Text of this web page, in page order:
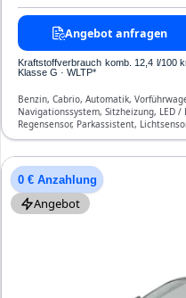
Angebot anfragen
Kraftstoffverbrauch komb. 12,4 l/100
Klasse G · WLTP*
Benzin, Cabrio, Automatik,
Navigationssystem, Sitzheizung, LED
Regensensor, Parkassistent,
Freisprecheinrichtung,
0 € Anzahlung
Angebot